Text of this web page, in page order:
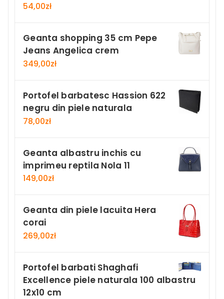
54,00zł
Geanta shopping 35 cm Pepe
Jeans Angelica crem
349,00zł
Portofel barbatesc Hassion 622
negru din piele naturala
78,00zł
Geanta albastru inchis cu
imprimeu reptila Nola 11
149,00zł
Geanta din piele lacuita Hera
corai
269,00zł
Portofel barbati Shaghafi
Excellence piele naturala 100 albastru
12x10 cm